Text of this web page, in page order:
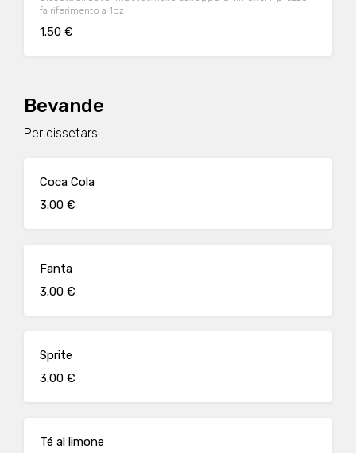
fa riferimento a 1pz
1.50 €
Bevande
Per dissetarsi
Coca Cola
3.00 €
Fanta
3.00 €
Sprite
3.00 €
Té al limone